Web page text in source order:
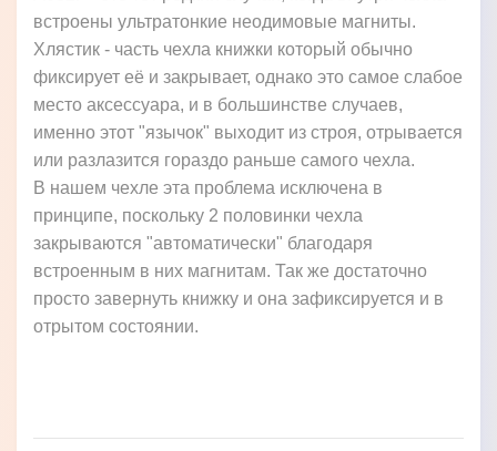
встроены ультратонкие неодимовые магниты.
Хлястик - часть чехла книжки который обычно
фиксирует её и закрывает, однако это самое слабое
место аксессуара, и в большинстве случаев,
именно этот "язычок" выходит из строя, отрывается
или разлазится гораздо раньше самого чехла.
В нашем чехле эта проблема исключена в
принципе, поскольку 2 половинки чехла
закрываются "автоматически" благодаря
встроенным в них магнитам. Так же достаточно
просто завернуть книжку и она зафиксируется и в
отрытом состоянии.